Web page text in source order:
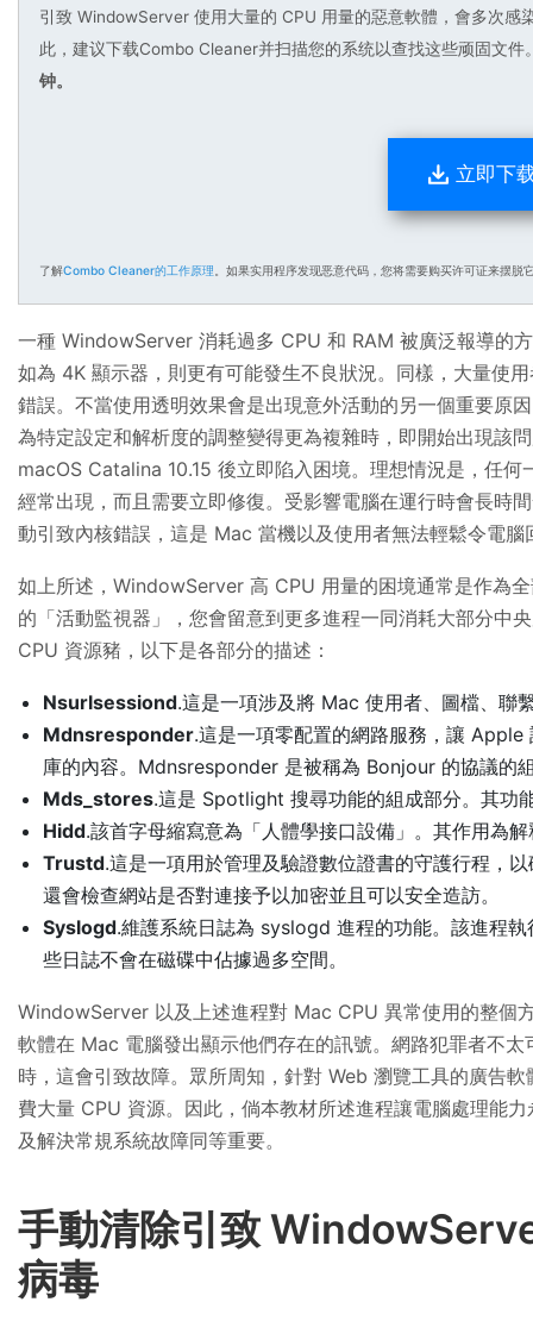
引致 WindowServer 使用大量的 CPU 用量的惡意軟體，會多次
此，建议下载Combo Cleaner并扫描您的系统以查找这些顽固文件
钟。
立即下
了解Combo Cleaner的工作原理 。如果实用程序发现恶意代码，您将需要购买许可证来摆脱
一種 WindowServer 消耗過多 CPU 和 RAM 被廣泛報導的
如為 4K 顯示器，則更有可能發生不良狀況。同樣，大量使
錯誤。不當使用透明效果會是出現意外活動的另一個重要原
為特定設定和解析度的調整變得更為複雜時，即開始出現該
macOS Catalina 10.15 後立即陷入困境。理想情況是，任
經常出現，而且需要立即修復。受影響電腦在運行時會長時
動引致內核錯誤，這是 Mac 當機以及使用者無法輕鬆令電腦
如上所述，WindowServer 高 CPU 用量的困境通常是作為
的「活動監視器」，您會留意到更多進程一同消耗大部分中
CPU 資源豬，以下是各部分的描述：
Nsurlsessiond.這是一項涉及將 Mac 使用者、圖檔、聯
Mdnsresponder.這是一項零配置的網路服務，讓
庫的內容。Mdnsresponder 是被稱為 Bonjour 的協議的
Mds_stores.這是 Spotlight 搜尋功能的組成部分。其功
Hidd.該首字母縮寫意為「人體學接口設備」。其作用為
Trustd.這是一項用於管理及驗證數位證書的守護行程，
還會檢查網站是否對連接予以加密並且可以安全造訪。
Syslogd.維護系統日誌為 syslogd 進程的功能。該進程
些日誌不會在磁碟中佔據過多空間。
WindowServer 以及上述進程對 Mac CPU 異常使用的整個
軟體在 Mac 電腦發出顯示他們存在的訊號。網路犯罪者不
時，這會引致故障。眾所周知，針對 Web 瀏覽工具的廣告
費大量 CPU 資源。因此，倘本教材所述進程讓電腦處理能
及解決常規系統故障同等重要。
手動清除引致
病毒